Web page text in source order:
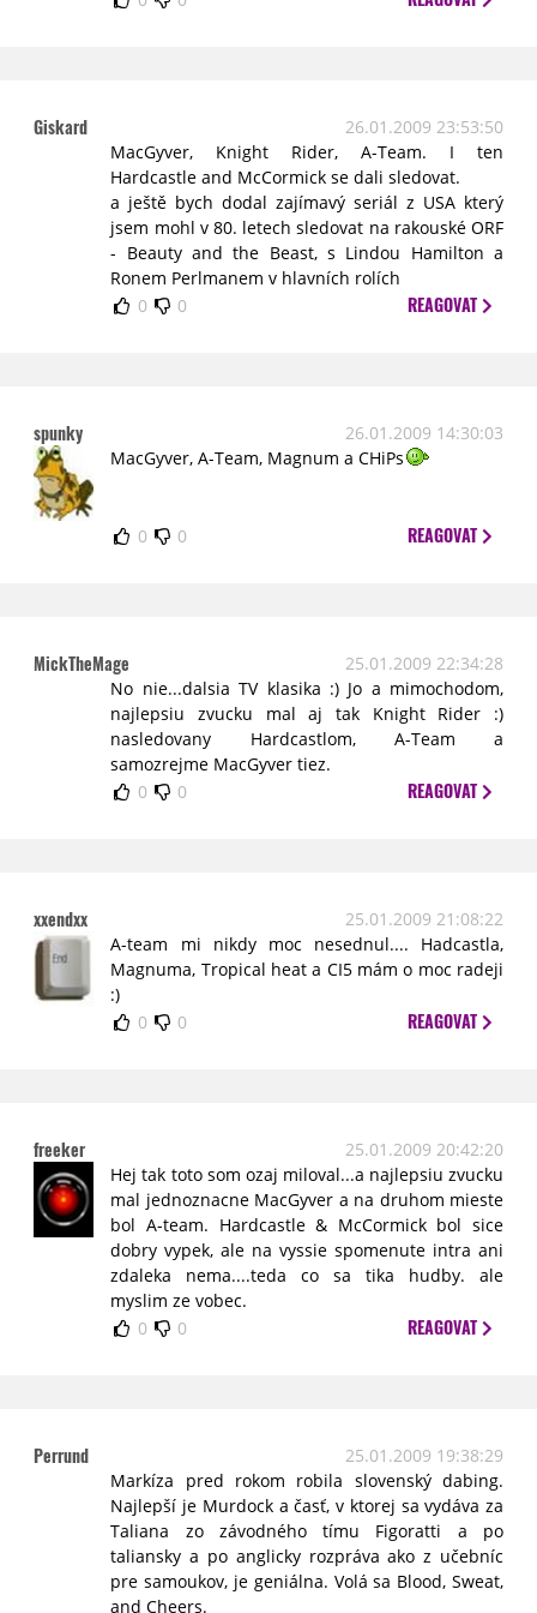
Giskard
26.01.2009 23:53:50
MacGyver, Knight Rider, A-Team. I ten
Hardcastle and McCormick se dali sledovat.
a ještě bych dodal zajímavý seriál z USA který
jsem mohl v 80. letech sledovat na rakouské ORF
- Beauty and the Beast, s Lindou Hamilton a
Ronem Perlmanem v hlavních rolích
0
0 REAGOVAT
spunky
26.01.2009 14:30:03
MacGyver, A-Team, Magnum a CHiPs
0 0 REAGOVAT
MickTheMage
25.01.2009 22:34:28
No nie...dalsia TV klasika :) Jo a mimochodom,
najlepsiu zvucku mal aj tak Knight Rider :)
nasledovany Hardcastlom, A-Team a
samozrejme MacGyver tiez.
0
0 REAGOVAT
xxendxx
25.01.2009 21:08:22
A-team mi nikdy moc nesednul.... Hadcastla,
Magnuma, Tropical heat a CI5 mám o moc radeji
:)
0
0 REAGOVAT
freeker
25.01.2009 20:42:20
Hej tak toto som ozaj miloval...a najlepsiu zvucku
mal jednoznacne MacGyver a na druhom mieste
bol A-team. Hardcastle & McCormick bol sice
dobry vypek, ale na vyssie spomenute intra ani
zdaleka nema....teda co sa tika hudby. ale
myslim ze vobec.
0
0 REAGOVAT
Perrund
25.01.2009 19:38:29
Markíza pred rokom robila slovenský dabing.
Najlepší je Murdock a časť, v ktorej sa vydáva za
Taliana zo závodného tímu Figoratti a po
taliansky a po anglicky rozpráva ako z učebníc
pre samoukov, je geniálna. Volá sa Blood, Sweat,
and Cheers.